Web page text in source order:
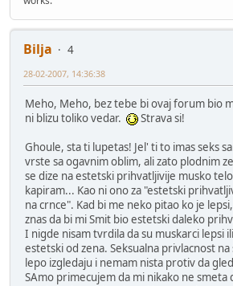
Bilja
4
28-02-2007, 14:36:38
Meho, Meho, bez tebe bi ovaj forum bio
ni blizu toliko vedar.
Strava si!
Ghoule, sta ti lupetas! Jel' ti to imas seks
vrste sa ogavnim oblim, ali zato plodnim
se dize na estetski prihvatljivije musko
kapiram... Kao ni ono za "estetski
na crnce". Kad bi me neko pitao ko je
znas da bi mi Smit bio estetski daleko
I nigde nisam tvrdila da su muskarci lepsi
estetski od zena. Seksualna privlacnost
lepo izgledaju i nemam nista protiv da
SAmo primecujem da mi nikako ne smeta